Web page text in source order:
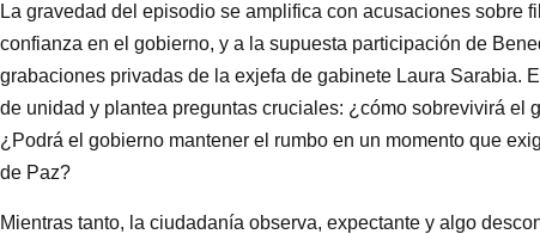
La gravedad del episodio se amplifica con acusaciones sobre
confianza en el gobierno, y a la supuesta participación de
grabaciones privadas de la exjefa de gabinete Laura Sarabia.
de unidad y plantea preguntas cruciales: ¿cómo sobrevivirá el
¿Podrá el gobierno mantener el rumbo en un momento que
de Paz?
Mientras tanto, la ciudadanía observa, expectante y algo